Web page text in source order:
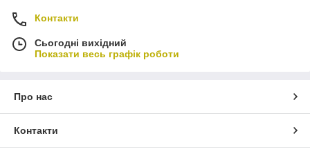
Контакти
Сьогодні вихідний
Показати весь графік роботи
Про нас
Контакти